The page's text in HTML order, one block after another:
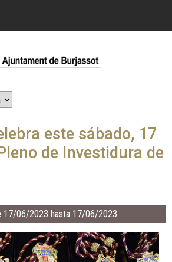
este sábado, 17
de Investidura de
17/06/2023 hasta 17/06/2023